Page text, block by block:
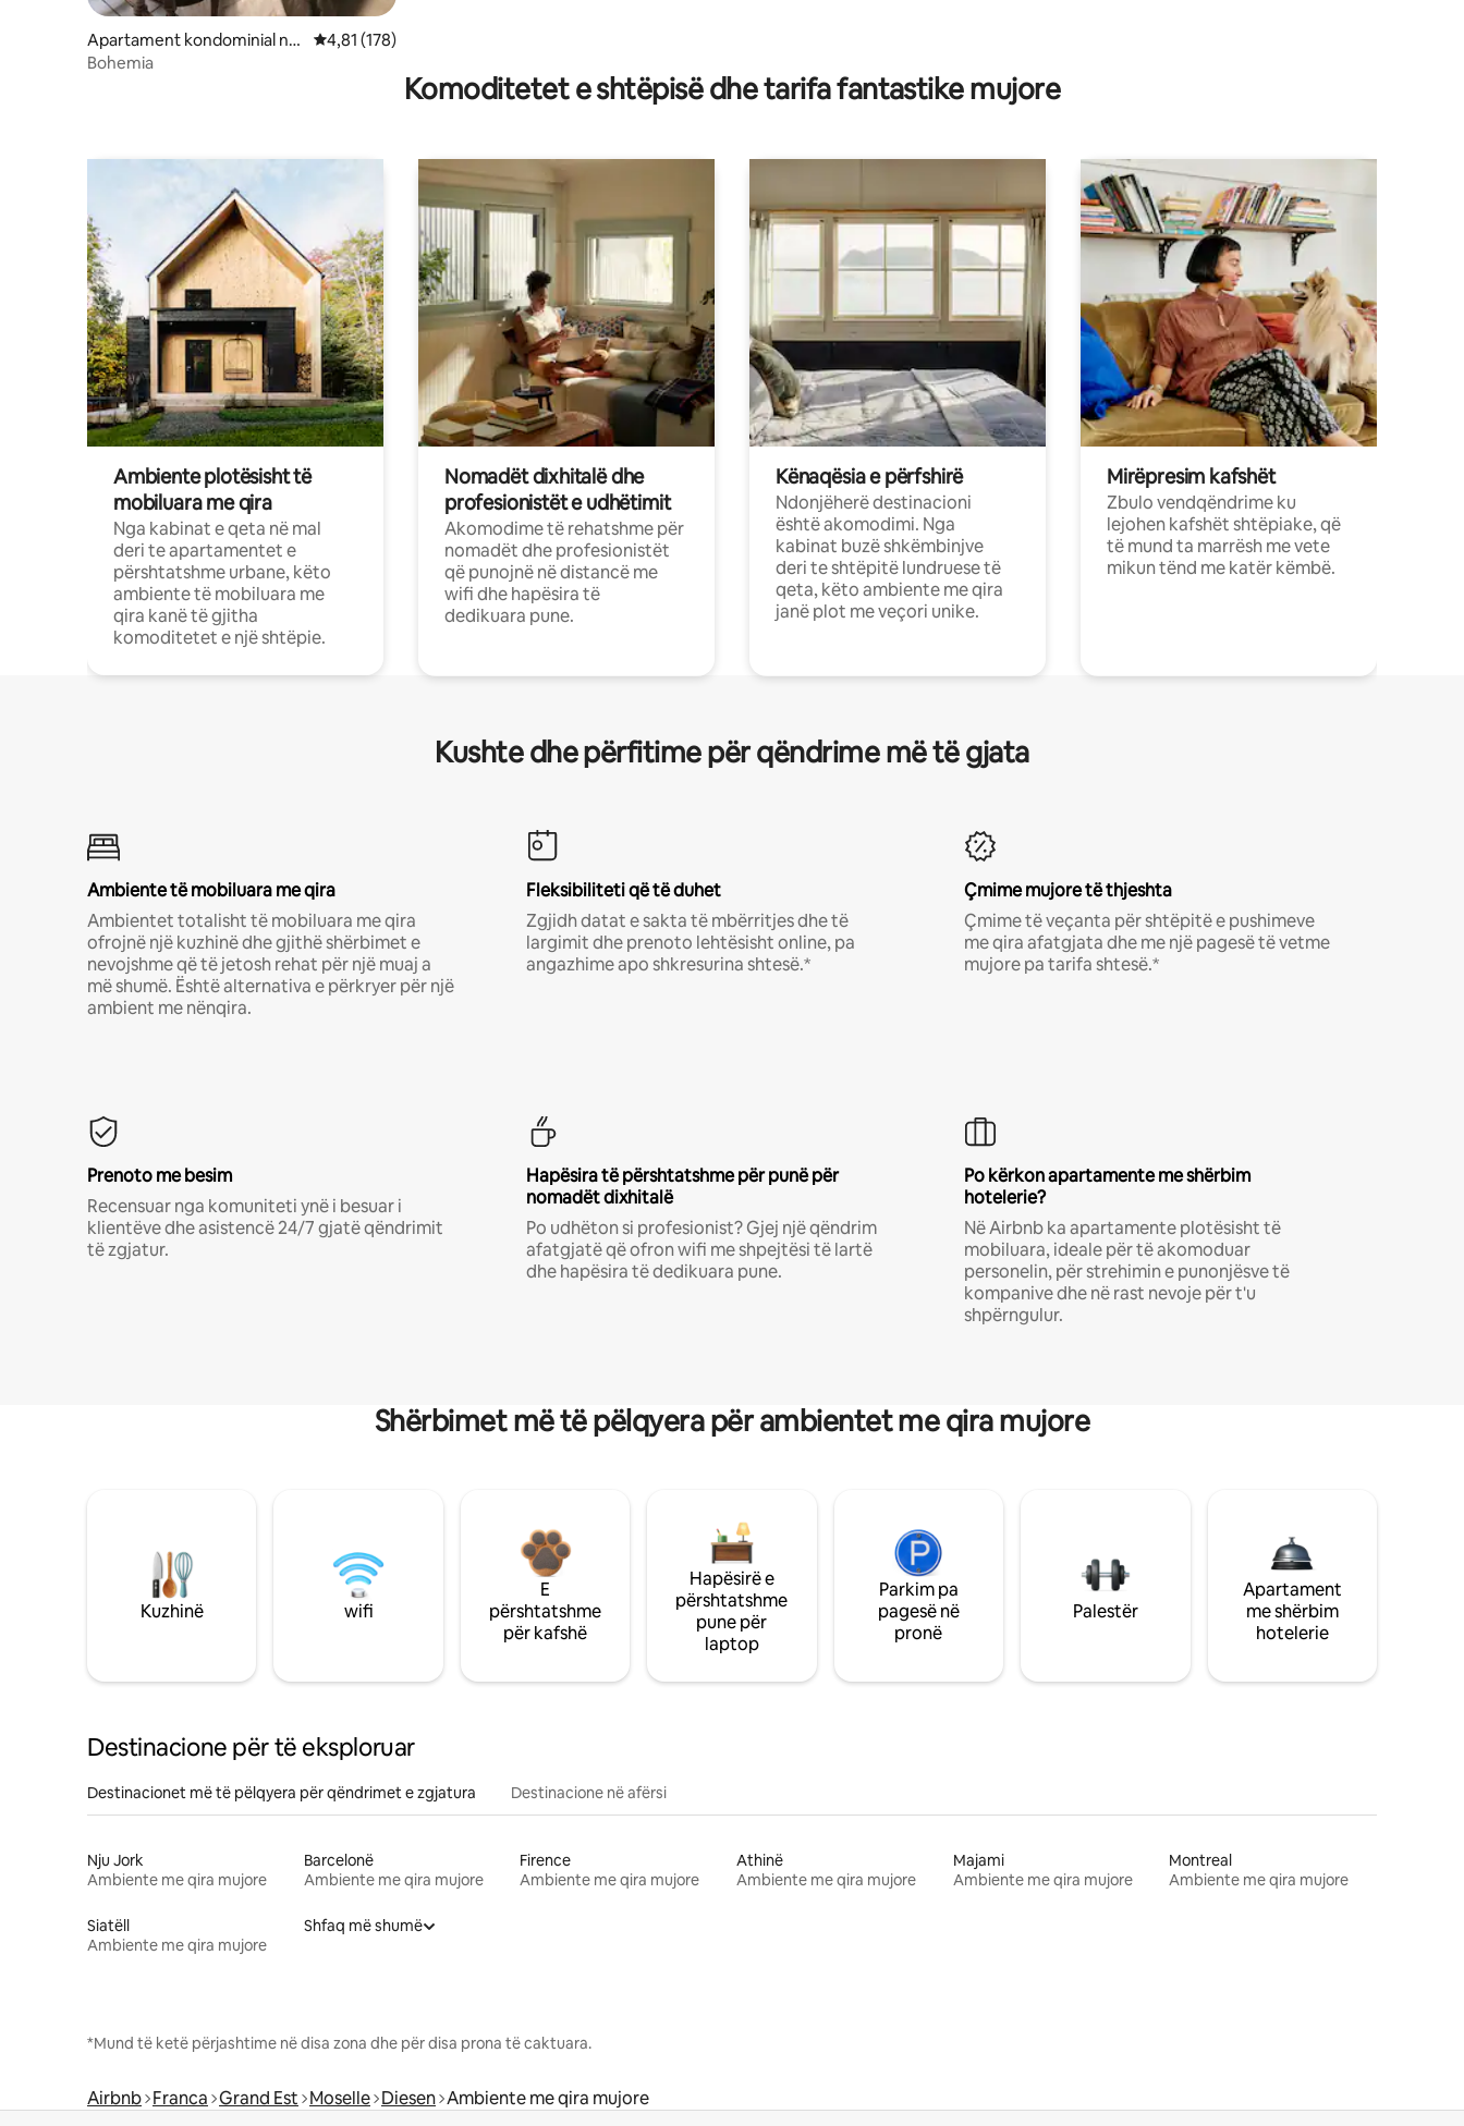
Apartament kondominial në
Porcelette
Vlerësimi mesatar 4,81 nga 5, 178 vlerësime
4,81 (178)
Bohemia
Komoditetet e shtëpisë dhe tarifa fantastike mujore
Ambiente plotësisht të
mobiluara me qira
Nga kabinat e qeta në mal
deri te apartamentet e
përshtatshme urbane, këto
ambiente të mobiluara me
qira kanë të gjitha
komoditetet e një shtëpie.
Nomadët dixhitalë dhe
profesionistët e udhëtimit
Akomodime të rehatshme për
nomadët dhe profesionistët
që punojnë në distancë me
wifi dhe hapësira të
dedikuara pune.
Kënaqësia e përfshirë
Ndonjëherë destinacioni
është akomodimi. Nga
kabinat buzë shkëmbinjve
deri te shtëpitë lundruese të
qeta, këto ambiente me qira
janë plot me veçori unike.
Mirëpresim kafshët
Zbulo vendqëndrime ku
lejohen kafshët shtëpiake, që
të mund ta marrësh me vete
mikun tënd me katër këmbë.
Kushte dhe përfitime për qëndrime më të gjata
Ambiente të mobiluara me qira
Ambientet totalisht të mobiluara me qira
ofrojnë një kuzhinë dhe gjithë shërbimet e
nevojshme që të jetosh rehat për një muaj a
më shumë. Është alternativa e përkryer për një
ambient me nënqira.
Fleksibiliteti që të duhet
Zgjidh datat e sakta të mbërritjes dhe të
largimit dhe prenoto lehtësisht online, pa
angazhime apo shkresurina shtesë.*
Çmime mujore të thjeshta
Çmime të veçanta për shtëpitë e pushimeve
me qira afatgjata dhe me një pagesë të vetme
mujore pa tarifa shtesë.*
Prenoto me besim
Recensuar nga komuniteti ynë i besuar i
klientëve dhe asistencë 24/7 gjatë qëndrimit
të zgjatur.
Hapësira të përshtatshme për punë për
nomadët dixhitalë
Po udhëton si profesionist? Gjej një qëndrim
afatgjatë që ofron wifi me shpejtësi të lartë
dhe hapësira të dedikuara pune.
Po kërkon apartamente me shërbim
hotelerie?
Në Airbnb ka apartamente plotësisht të
mobiluara, ideale për të akomoduar
personelin, për strehimin e punonjësve të
kompanive dhe në rast nevoje për t'u
shpërngulur.
Shërbimet më të pëlqyera për ambientet me qira mujore
Kuzhinë wifi
E
përshtatshme
për kafshë
Hapësirë e
përshtatshme
pune për
laptop
Parkim pa
pagesë në
pronë
Palestër
Apartament
me shërbim
hotelerie
Destinacione për të eksploruar
Destinacionet më të pëlqyera për qëndrimet e zgjatura Destinacione në afërsi
Nju Jork
Ambiente me qira mujore
Barcelonë
Ambiente me qira mujore
Firence
Ambiente me qira mujore
Athinë
Ambiente me qira mujore
Majami
Ambiente me qira mujore
Montreal
Ambiente me qira mujore
Siatëll
Ambiente me qira mujore
Shfaq më shumë
*Mund të ketë përjashtime në disa zona dhe për disa prona të caktuara.
Airbnb Franca Grand Est Moselle Diesen Ambiente me qira mujore